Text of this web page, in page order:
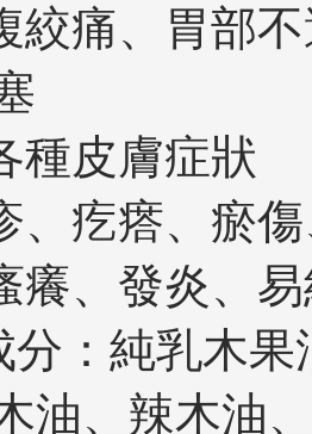
絞痛、胃部
種皮膚症狀
、疙瘩、瘀
癢、發炎、
分：純乳木
油、辣木油